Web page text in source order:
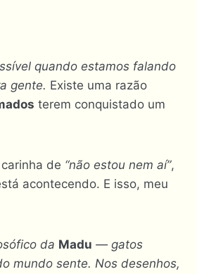
quando estamos falando
gente. Existe uma razão
terem conquistado um
de “não estou nem aí”,
acontecendo. E isso, meu
da Madu — gatos
mundo sente. Nos desenhos,